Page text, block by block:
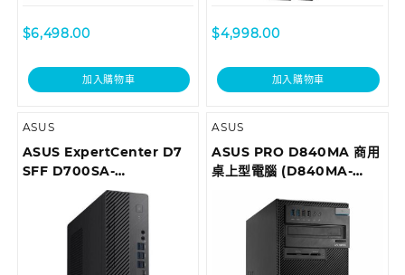
$6,498.00
加入購物車
$4,998.00
加入購物車
ASUS
ASUS ExpertCenter D7
SFF D700SA-
710700018T Desktop
ASUS
ASUS PRO D840MA 商用
桌上型電腦 (D840MA-